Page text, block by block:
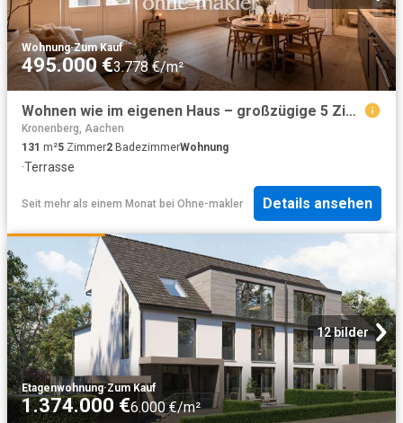
Wohnung·Zum Kauf
495.000 €3.778 €/m²
Wohnen wie im eigenen Haus – großzügige 5 Zimmer Wohnung im kernsanierten Denkmal
Kronenberg, Aachen
131 m²5 Zimmer2 BadezimmerWohnung
·Terrasse
Seit mehr als einem Monat bei Ohne-makler Details ansehen
12 bilder
Etagenwohnung·Zum Kauf
1.374.000 €6.000 €/m²